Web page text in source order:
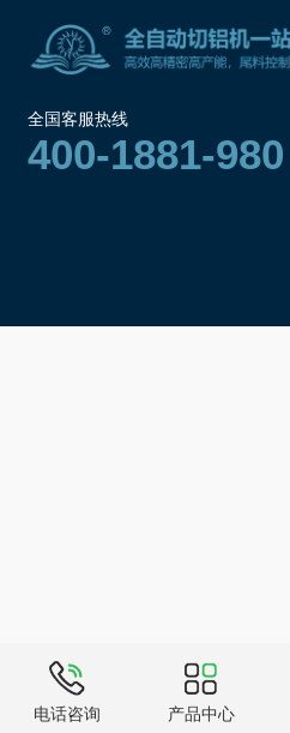
全国客服热线
400-1881-980
电话咨询 产品中心